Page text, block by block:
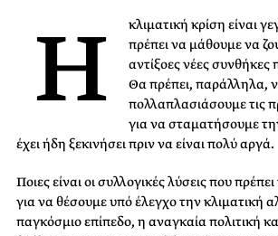
Η
κλιματική κρίση είναι
πρέπει να μάθουμε να
αντίξοες νέες
Θα πρέπει, παράλληλα,
πολλαπλασιάσουμε τις
για να σταματήσουμε
έχει ήδη ξεκινήσει πριν να είναι πολύ αργά.
Ποιες είναι οι συλλογικές λύσεις που
για να θέσουμε υπό έλεγχο την κλιματική
παγκόσμιο επίπεδο, η αναγκαία πολιτική